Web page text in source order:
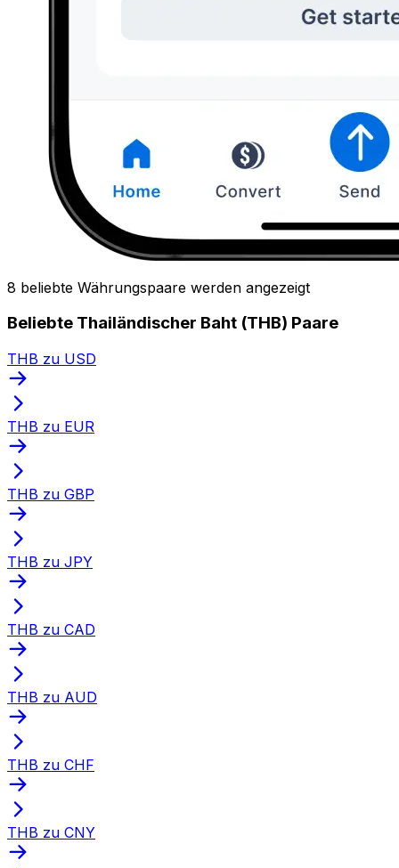
8 beliebte Währungspaare werden angezeigt
Beliebte Thailändischer Baht (THB) Paare
THB zu USD
THB zu EUR
THB zu GBP
THB zu JPY
THB zu CAD
THB zu AUD
THB zu CHF
THB zu CNY